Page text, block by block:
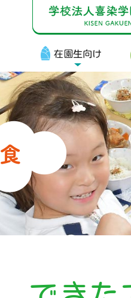
在園生向け
在園生
・資
・園
・動画
・写
お知ら
・ニ
園の特